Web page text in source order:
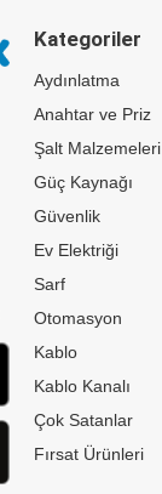
Kategoriler
Aydınlatma
Anahtar ve Priz
Şalt Malzemeleri
Güç Kaynağı
Güvenlik
Ev Elektriği
Sarf
Otomasyon
Kablo
Kablo Kanalı
Çok Satanlar
Fırsat Ürünleri